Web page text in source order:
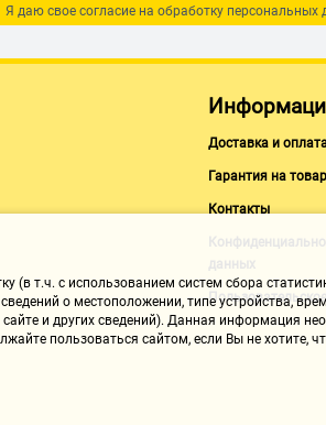
Я даю свое согласие на обработку персональных
Доставка и
Гарантия на товар
Контакты
данных
(в т.ч. с использованием систем сбора
о местоположении, типе устройства,
и других сведений). Данная информация
пользоваться сайтом, если Вы не